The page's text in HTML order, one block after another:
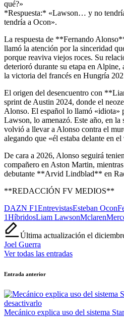
qué?»
*Respuesta:* «Lawson… y no
tendría a Ocon».
La respuesta de **Fernando
llamó la atención por la sinceridad
porque reaviva viejos roces. Su
deterioró durante su etapa en
la victoria del francés en Hungría
El origen del desencuentro con
sprint de Austin 2024, donde el
Alonso. El español lo llamó «idiota»
Lawson, lo amenazó. Este año, en
volvió a llevar a Alonso contra el
alegando que «él estaba delante en
De cara a 2026, Alonso seguirá
compañero en Aston Martin,
debutante **Arvid Lindblad** en
**REDACCIÓN FV MEDIOS**
Etiquetas:
DAZN F1EntrevistasEsteban Ocon
1HíbridosLiam LawsonMclaren
Última actualización el
Joel Guerra
Ver todas las entradas
Navegación
de
entradas
Entrada anterior
Mecánico explica uso del sistema